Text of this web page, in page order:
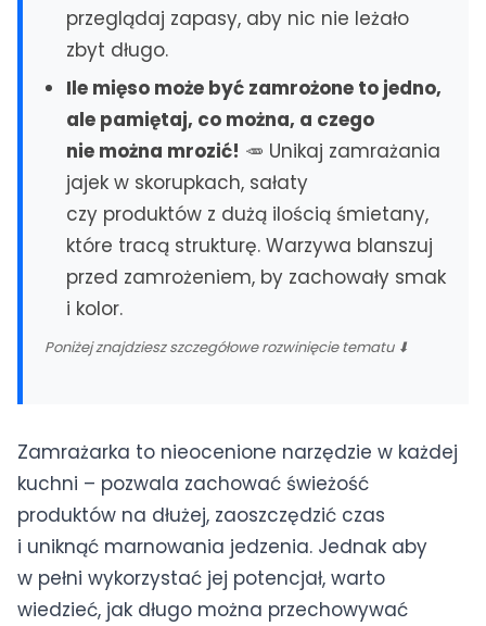
Gdynia
Sopot
Pruszcz Gdański
Koszalin
WIELKOPOLSKA
Poznań
INNE REGIONY
Lublin
Rzeszów
Szczecin
Białystok
Kielce
Opole
Zielona Góra
Wszystkie miasta →
przeglądaj zapasy, aby nic nie leżało
zbyt długo.
Ile mięso może być zamrożone to jedno,
ale pamiętaj, co można, a czego
nie można mrozić! 🥕 Unikaj zamrażania
jajek w skorupkach, sałaty
czy produktów z dużą ilością śmietany,
które tracą strukturę. Warzywa blanszuj
przed zamrożeniem, by zachowały smak
i kolor.
Poniżej znajdziesz szczegółowe rozwinięcie tematu ⬇
Zamrażarka to nieocenione narzędzie w każdej
kuchni – pozwala zachować świeżość
produktów na dłużej, zaoszczędzić czas
i uniknąć marnowania jedzenia. Jednak aby
w pełni wykorzystać jej potencjał, warto
wiedzieć, jak długo można przechowywać